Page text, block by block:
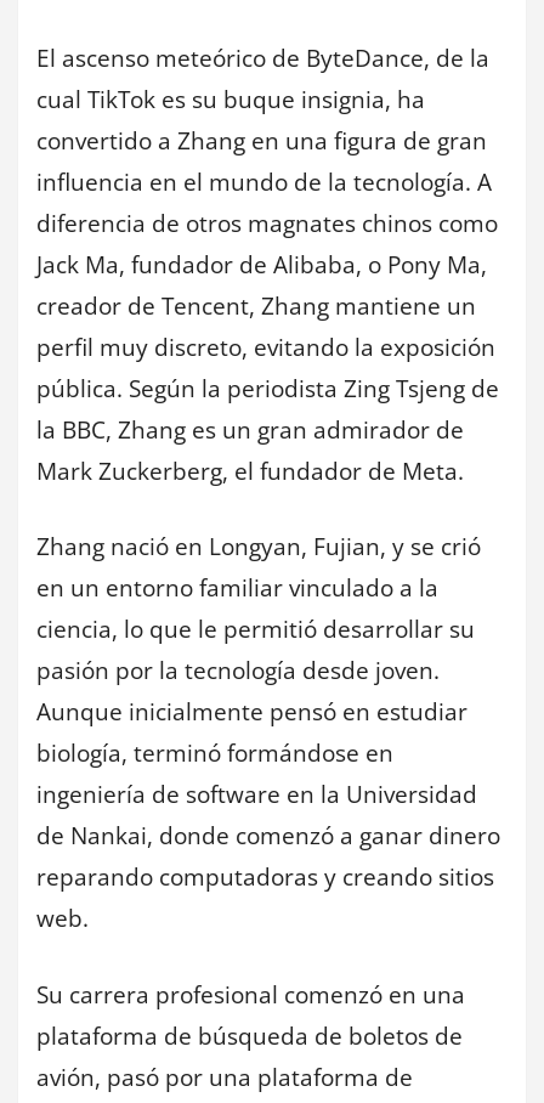
El ascenso meteórico de ByteDance, de la
cual TikTok es su buque insignia, ha
convertido a Zhang en una figura de gran
influencia en el mundo de la tecnología. A
diferencia de otros magnates chinos como
Jack Ma, fundador de Alibaba, o Pony Ma,
creador de Tencent, Zhang mantiene un
perfil muy discreto, evitando la exposición
pública. Según la periodista Zing Tsjeng de
la BBC, Zhang es un gran admirador de
Mark Zuckerberg, el fundador de Meta.
Zhang nació en Longyan, Fujian, y se crió
en un entorno familiar vinculado a la
ciencia, lo que le permitió desarrollar su
pasión por la tecnología desde joven.
Aunque inicialmente pensó en estudiar
biología, terminó formándose en
ingeniería de software en la Universidad
de Nankai, donde comenzó a ganar dinero
reparando computadoras y creando sitios
web.
Su carrera profesional comenzó en una
plataforma de búsqueda de boletos de
avión, pasó por una plataforma de